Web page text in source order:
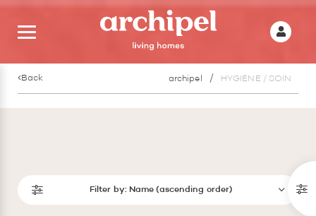
Back archipel HYGIENE / SOIN
Filter by: Name (ascending order)